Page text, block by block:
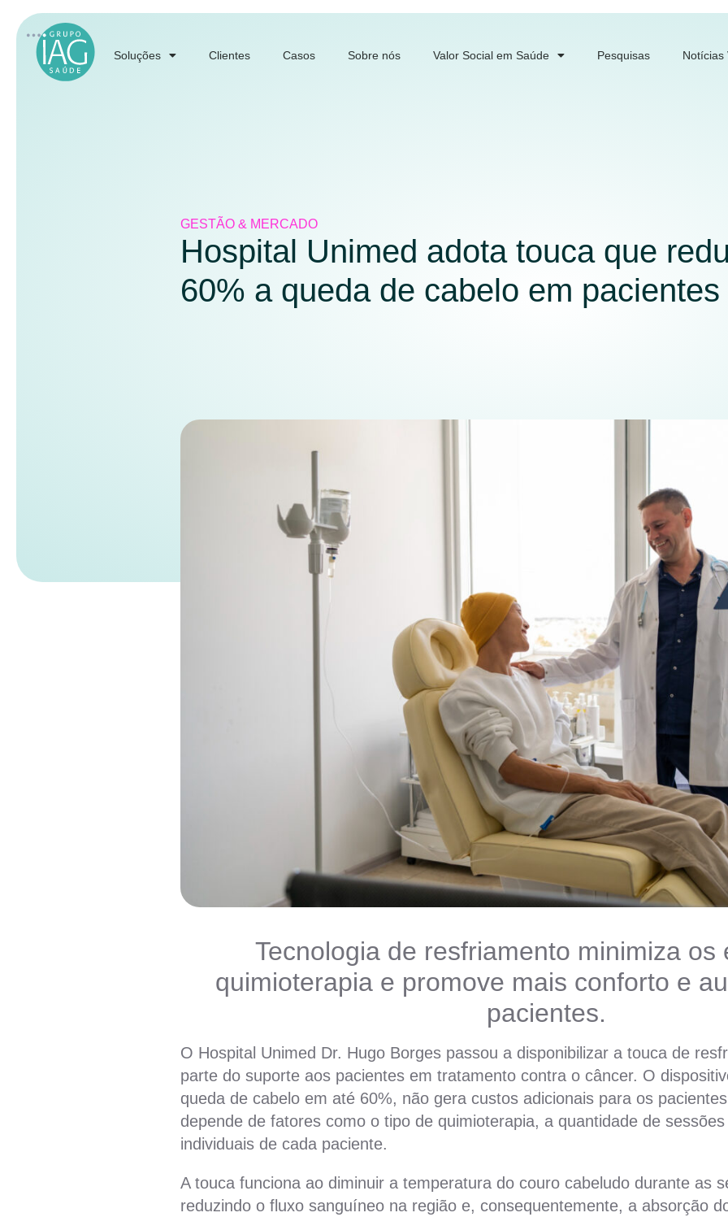
Soluções Clientes Casos Sobre nós Valor Social em Saúde Pesquisas Notícias
GESTÃO & MERCADO
Hospital Unimed adota touca que
60% a queda de cabelo em
Tecnologia de resfriamento minimiza os
quimioterapia e promove mais conforto e
pacientes.
O Hospital Unimed Dr. Hugo Borges passou a disponibilizar a touca de
parte do suporte aos pacientes em tratamento contra o câncer. O
queda de cabelo em até 60%, não gera custos adicionais para os
depende de fatores como o tipo de quimioterapia, a quantidade de
individuais de cada paciente.
A touca funciona ao diminuir a temperatura do couro cabeludo durante as
reduzindo o fluxo sanguíneo na região e, consequentemente, a absorção